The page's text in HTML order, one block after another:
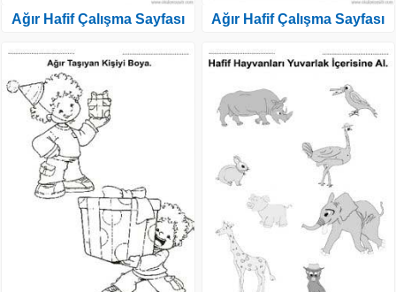
Ağır Hafif Çalışma Sayfası Ağır Hafif Çalışma Sayfası